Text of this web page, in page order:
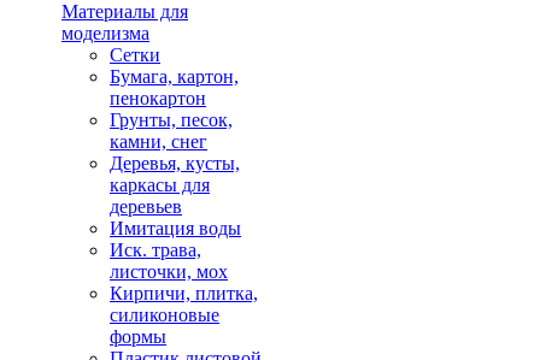
Материалы для
моделизма
Сетки
Бумага, картон,
пенокартон
Грунты, песок,
камни, снег
Деревья, кусты,
каркасы для
деревьев
Имитация воды
Иск. трава,
листочки, мох
Кирпичи, плитка,
силиконовые
формы